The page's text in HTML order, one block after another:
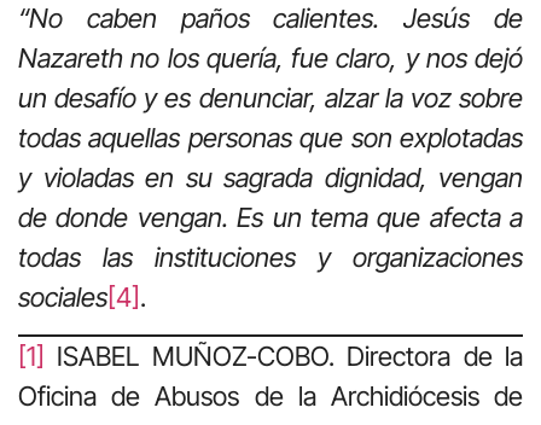
“No caben paños calientes. Jesús de
Nazareth no los quería, fue claro, y nos dejó
un desafío y es denunciar, alzar la voz sobre
todas aquellas personas que son explotadas
y violadas en su sagrada dignidad, vengan
de donde vengan. Es un tema que afecta a
todas las instituciones y organizaciones
sociales[4].
[1] ISABEL MUÑOZ-COBO. Directora de la
Oficina de Abusos de la Archidiócesis de